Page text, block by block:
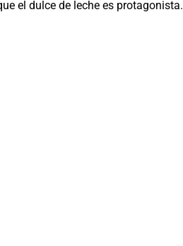
el dulce de leche es protagonista.